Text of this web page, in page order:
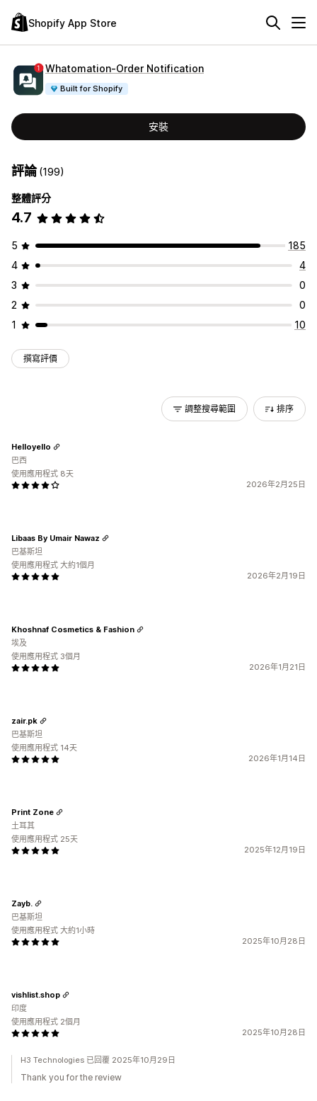
Shopify App Store
Whatomation‑Order Notification
Built for Shopify
安裝
評論(199)
整體評分
4.7
5
185
4
4
3
0
2
0
1
10
撰寫評價
調整搜尋範圍 排序
2026年2月25日
Helloyello
巴西
使用應用程式 8天
2026年2月19日
Libaas By Umair Nawaz
巴基斯坦
使用應用程式 大約1個月
2026年1月21日
Khoshnaf Cosmetics & Fashion
埃及
使用應用程式 3個月
2026年1月14日
zair.pk
巴基斯坦
使用應用程式 14天
2025年12月19日
Print Zone
土耳其
使用應用程式 25天
2025年10月28日
Zayb.
巴基斯坦
使用應用程式 大約1小時
2025年10月28日
vishlist.shop
印度
使用應用程式 2個月
H3 Technologies 已回覆 2025年10月29日
Thank you for the review